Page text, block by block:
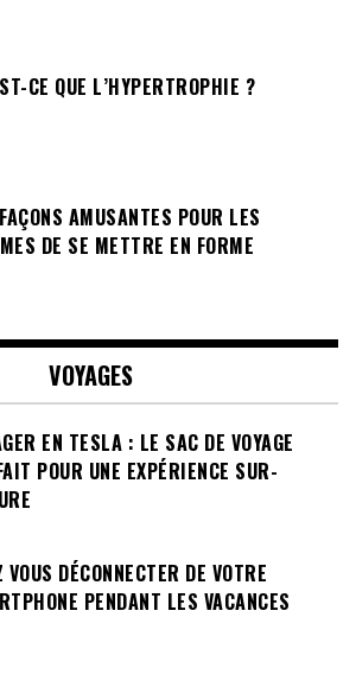
CE QUE L’HYPERTROPHIE ?
AMUSANTES POUR LES
DE SE METTRE EN FORME
VOYAGES
EN TESLA : LE SAC DE VOYAGE
POUR UNE EXPÉRIENCE SUR-
VOUS DÉCONNECTER DE VOTRE
PENDANT LES VACANCES